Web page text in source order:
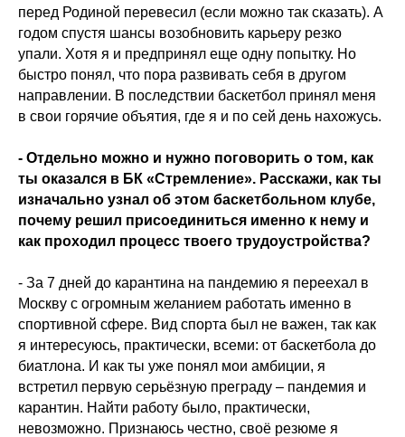
перед Родиной перевесил (если можно так сказать). А
годом спустя шансы возобновить карьеру резко
упали. Хотя я и предпринял еще одну попытку. Но
быстро понял, что пора развивать себя в другом
направлении. В последствии баскетбол принял меня
в свои горячие объятия, где я и по сей день нахожусь.
- Отдельно можно и нужно поговорить о том, как
ты оказался в БК «Стремление». Расскажи, как ты
изначально узнал об этом баскетбольном клубе,
почему решил присоединиться именно к нему и
как проходил процесс твоего трудоустройства?
- За 7 дней до карантина на пандемию я переехал в
Москву с огромным желанием работать именно в
спортивной сфере. Вид спорта был не важен, так как
я интересуюсь, практически, всеми: от баскетбола до
биатлона. И как ты уже понял мои амбиции, я
встретил первую серьёзную преграду – пандемия и
карантин. Найти работу было, практически,
невозможно. Признаюсь честно, своё резюме я